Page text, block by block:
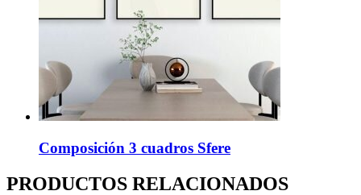
Composición 3 cuadros Sfere
PRODUCTOS RELACIONADOS